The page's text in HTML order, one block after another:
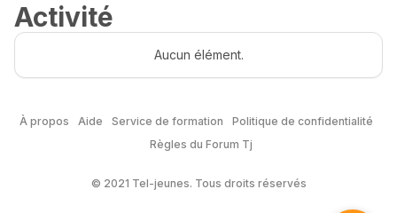
Activité
Aucun élément.
À propos Aide Service de formation
Politique de confidentialité
Règles du Forum Tj
© 2021 Tel-jeunes. Tous droits réservés